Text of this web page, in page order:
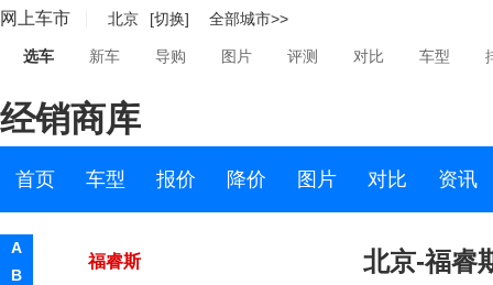
网上车市 北京 [切换] 全部城市>>
选车 新车 导购 图片 评测 对比 车型
经销商库
首页 车型 报价 降价 图片 对比 资讯
A
B
蒙迪欧
翼搏
翼虎
福睿斯 北京-福睿